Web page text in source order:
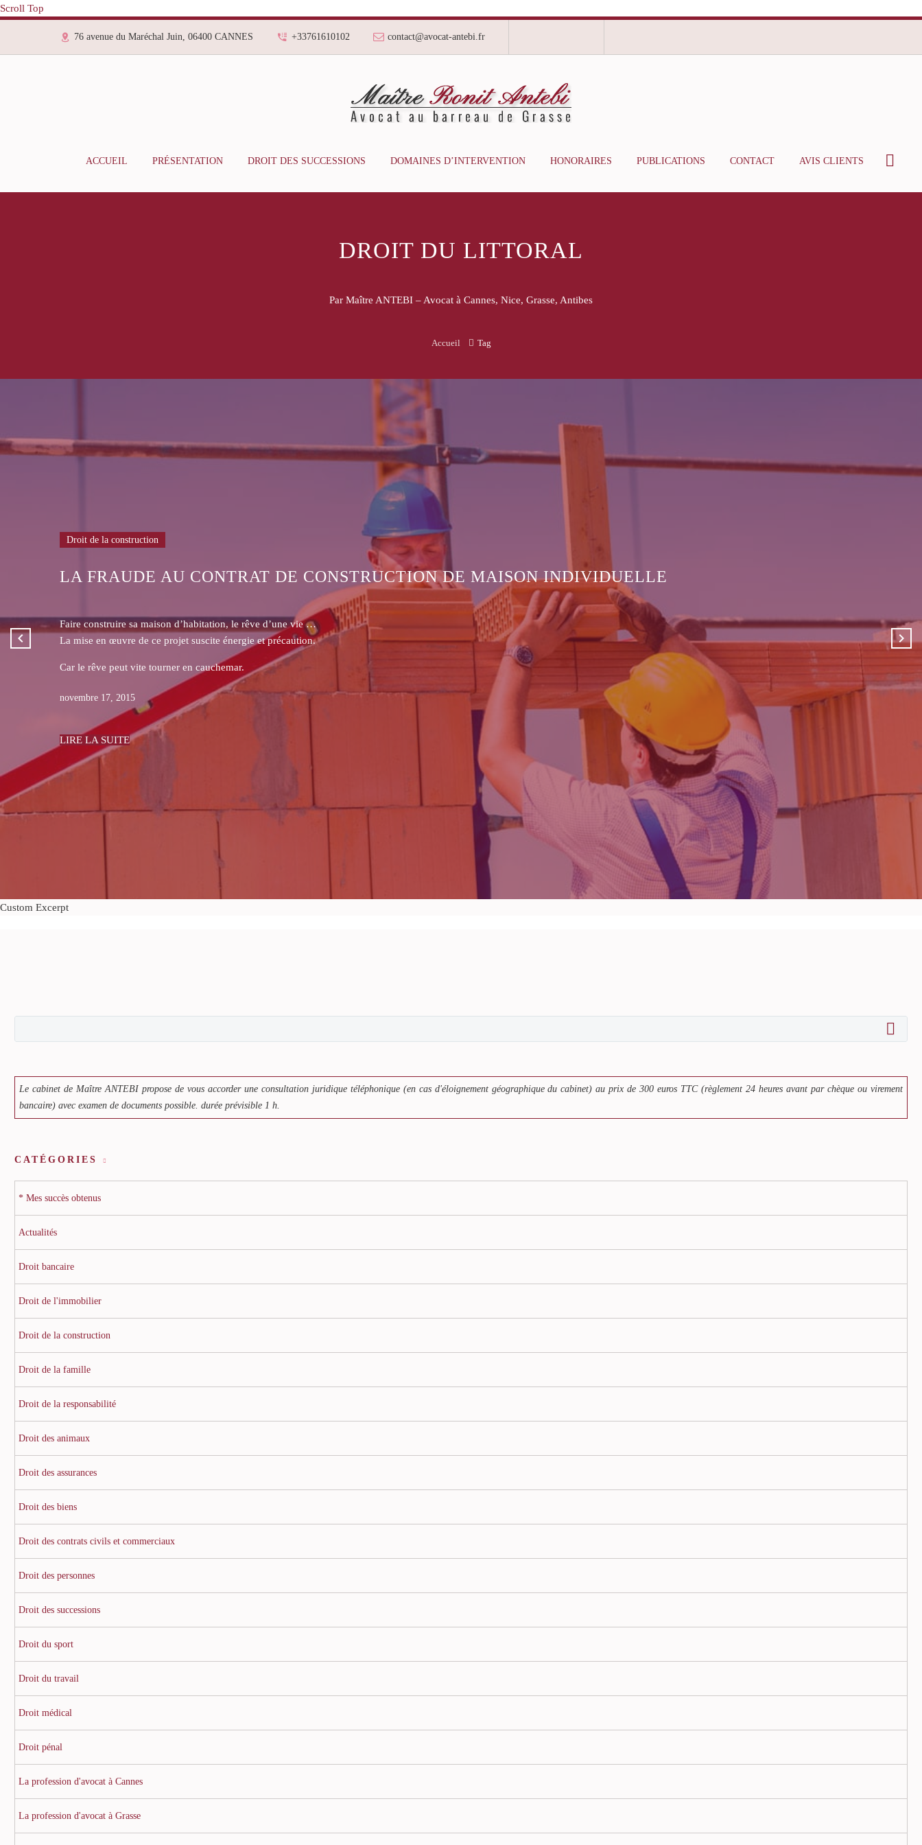
Scroll Top
76 avenue du Maréchal Juin, 06400 CANNES +33761610102 contact@avocat-antebi.fr
ACCUEIL PRÉSENTATION DROIT DES SUCCESSIONS DOMAINES D’INTERVENTION HONORAIRES PUBLICATIONS CONTACT AVIS CLIENTS
DROIT DU LITTORAL
Par Maître ANTEBI – Avocat à Cannes, Nice, Grasse, Antibes
Accueil Tag
Droit de la construction
DROIT DE LA CONSTRUCTION : LA PLAGE ET LA LOI « LITTORAL »
En vertu de l’article L 160-6 du Code de l’Urbanisme « Les propriétés privées riveraines du domaine public maritime sont grevées sur une bande de trois mètres de largeur d’une servitude
destinée à assurer exclusivement le passage des piétons ».
Cela signifie qu’en France, les bords de mer sont libres d’accès aux piétons sur une largeur de trois mètres à partir du niveau le plus haut des eaux maritimes.
août 07, 2015
LIRE LA SUITE
Custom Excerpt
Le cabinet de Maître ANTEBI propose de vous accorder une consultation juridique téléphonique (en cas d'éloignement géographique du cabinet) au prix de 300 euros TTC (règlement 24 heures avant par chèque ou virement
bancaire) avec examen de documents possible. durée prévisible 1 h.
CATÉGORIES
* Mes succès obtenus
Actualités
Droit bancaire
Droit de l'immobilier
Droit de la construction
Droit de la famille
Droit de la responsabilité
Droit des animaux
Droit des assurances
Droit des biens
Droit des contrats civils et commerciaux
Droit des personnes
Droit des successions
Droit du sport
Droit du travail
Droit médical
Droit pénal
La profession d'avocat à Cannes
La profession d'avocat à Grasse